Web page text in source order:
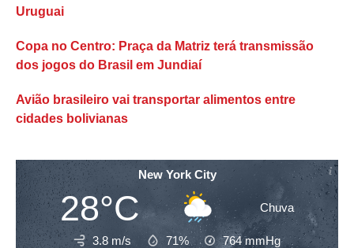
Uruguai
Copa no Centro: Praça da Matriz terá transmissão
dos jogos do Brasil em Jundiaí
Avião brasileiro vai transportar alimentos entre
cidades bolivianas
New York City
28°C Chuva
3.8 m/s 71% 764mmHg